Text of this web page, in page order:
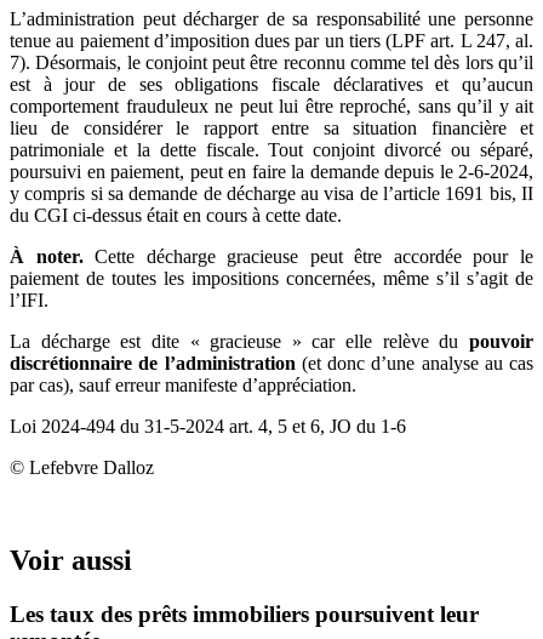
L’administration peut décharger de sa responsabilité une personne
tenue au paiement d’imposition dues par un tiers (LPF art. L 247, al.
7). Désormais, le conjoint peut être reconnu comme tel dès lors qu’il
est à jour de ses obligations fiscale déclaratives et qu’aucun
comportement frauduleux ne peut lui être reproché, sans qu’il y ait
lieu de considérer le rapport entre sa situation financière et
patrimoniale et la dette fiscale. Tout conjoint divorcé ou séparé,
poursuivi en paiement, peut en faire la demande depuis le 2-6-2024,
y compris si sa demande de décharge au visa de l’article 1691 bis, II
du CGI ci-dessus était en cours à cette date.
À noter.Cette décharge gracieuse peut être accordée pour le
paiement de toutes les impositions concernées, même s’il s’agit de
l’IFI.
La décharge est dite « gracieuse » car elle relève du pouvoir
discrétionnaire de l’administration (et donc d’une analyse au cas
par cas), sauf erreur manifeste d’appréciation.
Loi 2024-494 du 31-5-2024 art. 4, 5 et 6, JO du 1-6
© Lefebvre Dalloz
Voir aussi
Les taux des prêts immobiliers poursuivent leur